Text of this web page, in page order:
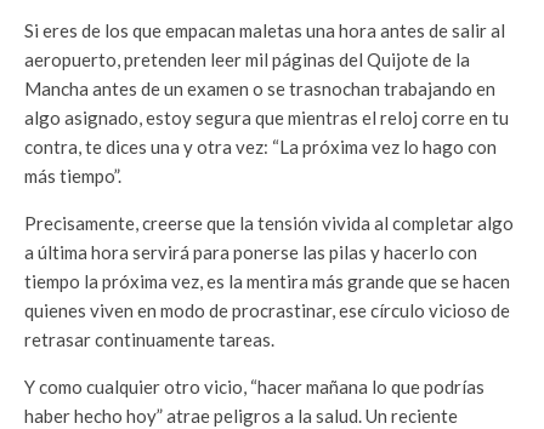
Si eres de los que empacan maletas una hora antes de salir al
aeropuerto, pretenden leer mil páginas del Quijote de la
Mancha antes de un examen o se trasnochan trabajando en
algo asignado, estoy segura que mientras el reloj corre en tu
contra, te dices una y otra vez: “La próxima vez lo hago con
más tiempo”.
Precisamente, creerse que la tensión vivida al completar algo
a última hora servirá para ponerse las pilas y hacerlo con
tiempo la próxima vez, es la mentira más grande que se hacen
quienes viven en modo de procrastinar, ese círculo vicioso de
retrasar continuamente tareas.
Y como cualquier otro vicio, “hacer mañana lo que podrías
haber hecho hoy” atrae peligros a la salud. Un reciente